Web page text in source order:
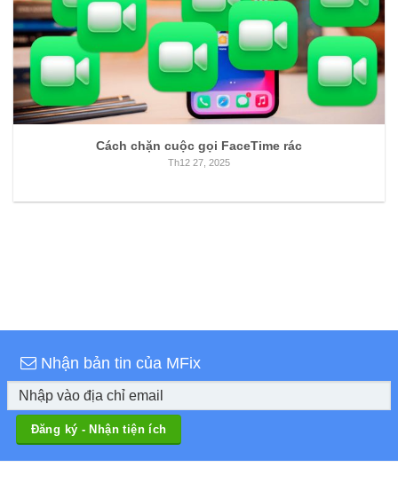
Cách chặn cuộc gọi FaceTime rác
Th12 27, 2025
Nhận bản tin của MFix